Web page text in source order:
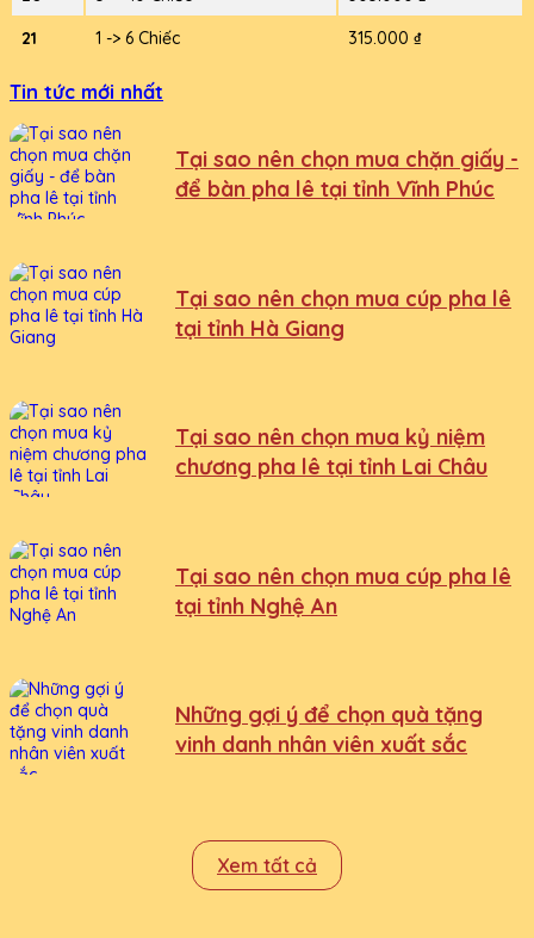
21
1 -> 6 Chiếc 315.000 ₫
Tin tức mới nhất
Tại sao nên chọn mua chặn giấy -
để bàn pha lê tại tỉnh Vĩnh Phúc
Tại sao nên chọn mua cúp pha lê
tại tỉnh Hà Giang
Tại sao nên chọn mua kỷ niệm
chương pha lê tại tỉnh Lai Châu
Tại sao nên chọn mua cúp pha lê
tại tỉnh Nghệ An
Những gợi ý để chọn quà tặng
vinh danh nhân viên xuất sắc
Xem tất cả